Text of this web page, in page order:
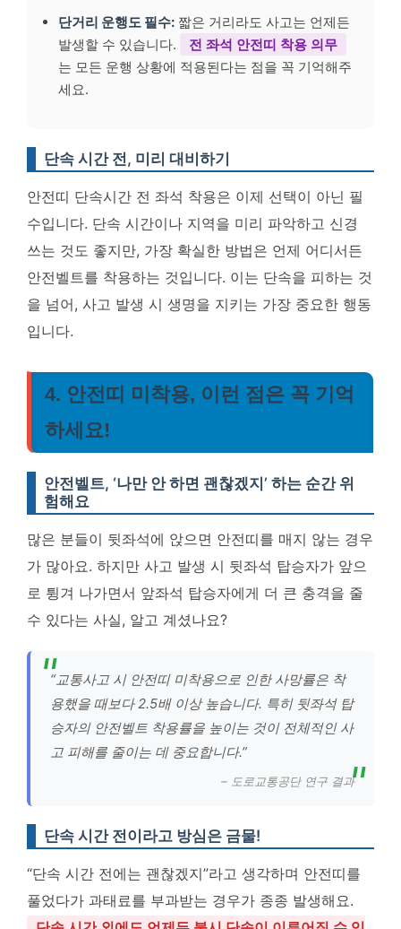
단거리 운행도 필수: 짧은 거리라도 사고는 언제든
발생할 수 있습니다.
전 좌석 안전띠 착용 의무
는 모든 운행 상황에 적용된다는 점을 꼭 기억해주
세요.
단속 시간 전, 미리 대비하기
안전띠 단속시간 전 좌석 착용은 이제 선택이 아닌 필
수입니다. 단속 시간이나 지역을 미리 파악하고 신경
쓰는 것도 좋지만, 가장 확실한 방법은 언제 어디서든
안전벨트를 착용하는 것입니다. 이는 단속을 피하는 것
을 넘어, 사고 발생 시 생명을 지키는 가장 중요한 행동
입니다.
4. 안전띠 미착용, 이런 점은 꼭 기억
하세요!
안전벨트, ‘나만 안 하면 괜찮겠지’ 하는 순간 위
험해요
많은 분들이 뒷좌석에 앉으면 안전띠를 매지 않는 경우
가 많아요. 하지만 사고 발생 시 뒷좌석 탑승자가 앞으
로 튕겨 나가면서 앞좌석 탑승자에게 더 큰 충격을 줄
수 있다는 사실, 알고 계셨나요?
“교통사고 시 안전띠 미착용으로 인한 사망률은 착
용했을 때보다 2.5배 이상 높습니다. 특히 뒷좌석 탑
승자의 안전벨트 착용률을 높이는 것이 전체적인 사
고 피해를 줄이는 데 중요합니다.”
– 도로교통공단 연구 결과
단속 시간 전이라고 방심은 금물!
“단속 시간 전에는 괜찮겠지”라고 생각하며 안전띠를
풀었다가 과태료를 부과받는 경우가 종종 발생해요.